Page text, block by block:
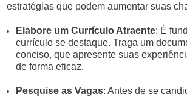
estratégias que podem aumentar suas
Elabore um Currículo Atraente: É
currículo se destaque. Traga um
conciso, que apresente suas
de forma eficaz.
Pesquise as Vagas: Antes de se